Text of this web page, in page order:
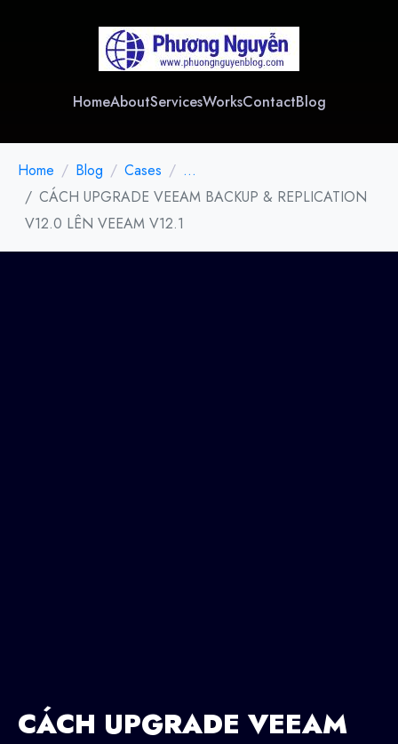
HomeAboutServicesWorksContactBlog
Home Blog Cases
...
CÁCH UPGRADE VEEAM BACKUP & REPLICATION
V12.0 LÊN VEEAM V12.1
CÁCH UPGRADE VEEAM